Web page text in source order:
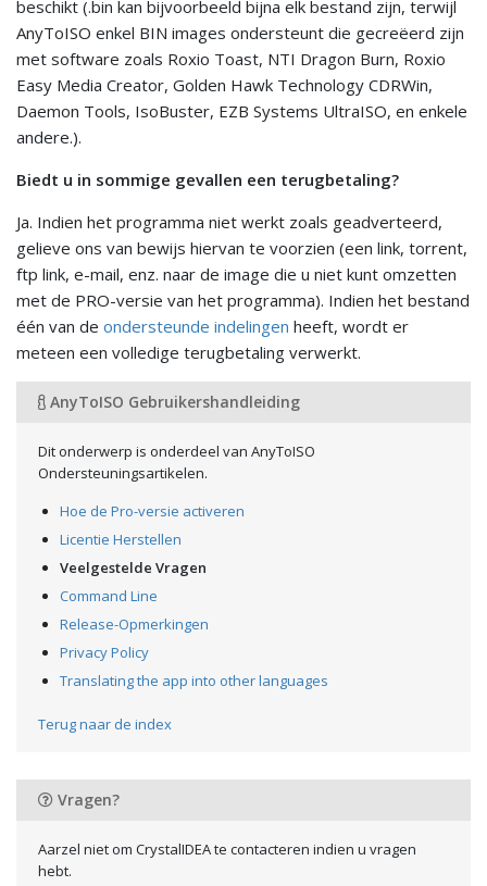
beschikt (.bin kan bijvoorbeeld bijna elk bestand zijn, terwijl
AnyToISO enkel BIN images ondersteunt die gecreëerd zijn
met software zoals Roxio Toast, NTI Dragon Burn, Roxio
Easy Media Creator, Golden Hawk Technology CDRWin,
Daemon Tools, IsoBuster, EZB Systems UltraISO, en enkele
andere.).
Biedt u in sommige gevallen een terugbetaling?
Ja. Indien het programma niet werkt zoals geadverteerd,
gelieve ons van bewijs hiervan te voorzien (een link, torrent,
ftp link, e-mail, enz. naar de image die u niet kunt omzetten
met de PRO-versie van het programma). Indien het bestand
één van de ondersteunde indelingen heeft, wordt er
meteen een volledige terugbetaling verwerkt.
AnyToISO Gebruikershandleiding
Dit onderwerp is onderdeel van AnyToISO
Ondersteuningsartikelen.
Hoe de Pro-versie activeren
Licentie Herstellen
Veelgestelde Vragen
Command Line
Release-Opmerkingen
Privacy Policy
Translating the app into other languages
Terug naar de index
Vragen?
Aarzel niet om CrystalIDEA te contacteren indien u vragen
hebt.